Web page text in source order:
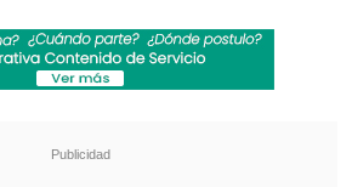
videoclip protagonizado
Domingo.